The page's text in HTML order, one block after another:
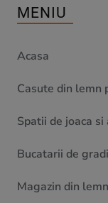
MENIU
Acasa
Casute din lemn
Spatii de joaca si
Bucatarii de
Magazin din